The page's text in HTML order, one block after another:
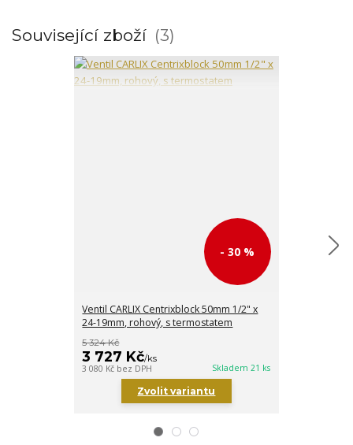
Související zboží 3
- 30 %
Ventil CARLIX Centrixblock 50mm 1/2" x
24-19mm, rohový, s termostatem
5 324 Kč
3 727 Kč/ks
3 080 Kč bez DPH Skladem 21 ks
Zvolit variantu